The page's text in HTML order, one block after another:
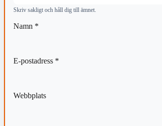
Skriv sakligt och håll dig till ämnet.
Namn *
E-postadress *
Webbplats